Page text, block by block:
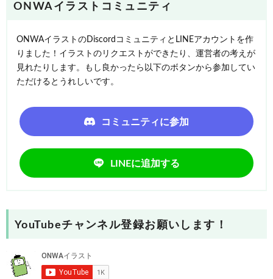
ONWAイラストコミュニティ
ONWAイラストのDiscordコミュニティとLINEアカウントを作
りました！イラストのリクエストができたり、運営者の考えが
見れたりします。もし良かったら以下のボタンから参加してい
ただけるとうれしいです。
コミュニティに参加
LINEに追加する
YouTubeチャンネル登録お願いします！